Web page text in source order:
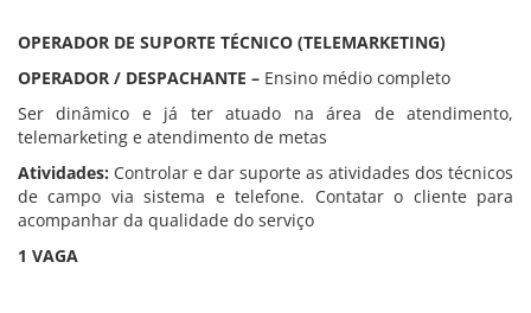
OPERADOR DE SUPORTE TÉCNICO (TELEMARKETING)
OPERADOR / DESPACHANTE – Ensino médio completo
Ser dinâmico e já ter atuado na área de atendimento,
telemarketing e atendimento de metas
Atividades: Controlar e dar suporte as atividades dos técnicos
de campo via sistema e telefone. Contatar o cliente para
acompanhar da qualidade do serviço
1 VAGA